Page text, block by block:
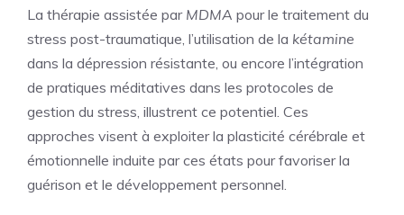
La thérapie assistée par MDMA pour le traitement du
stress post-traumatique, l’utilisation de la kétamine
dans la dépression résistante, ou encore l’intégration
de pratiques méditatives dans les protocoles de
gestion du stress, illustrent ce potentiel. Ces
approches visent à exploiter la plasticité cérébrale et
émotionnelle induite par ces états pour favoriser la
guérison et le développement personnel.